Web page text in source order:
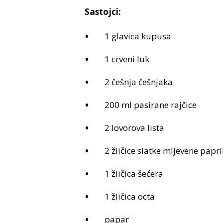
Sastojci:
1 glavica kupusa
1 crveni luk
2 češnja češnjaka
200 ml pasirane rajčice
2 lovorova lista
2 žličice slatke mljevene
1 žličica šećera
1 žličica octa
papar